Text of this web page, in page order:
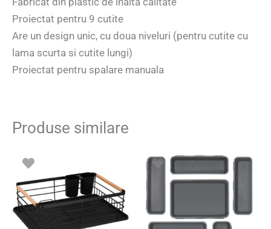
Proiectat pentru 9 cutite
Are un design unic, cu doua niveluri (pentru cutite cu
lama scurta si cutite lungi)
Proiectat pentru spalare manuala
Produse similare